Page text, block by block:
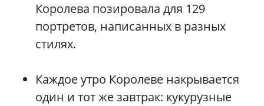
Королева позировала для 129
портретов, написанных в разных
стилях.
Каждое утро Королеве накрывается
один и тот же завтрак: кукурузные